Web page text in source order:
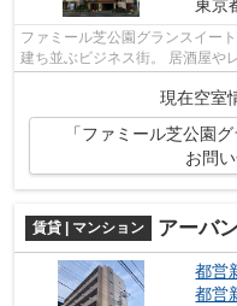
東京
ファミール芝公園グランスイート ラ・ヴィル 田町
建ち並ぶビジネス街。 居酒屋や
現在空室
「ファミール芝公園
お問
賃貸 | マンション アーバ
都営
都営